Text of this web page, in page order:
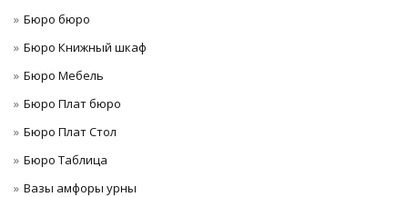
Бюро бюро
Бюро Книжный шкаф
Бюро Мебель
Бюро Плат бюро
Бюро Плат Стол
Бюро Таблица
Вазы амфоры урны